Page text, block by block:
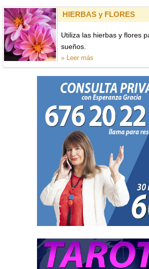
HIERBAS y FLORES
Utiliza las hierbas y flores
sueños.
» Leer más